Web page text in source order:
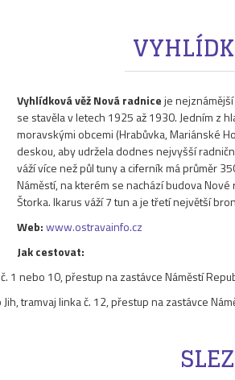
Vyhlídková věž Nová radniceje
se stavěla v letech 1925 až 1930. Jedním z
moravskými obcemi (Hrabůvka, Mariánské
deskou, aby udržela dodnes nejvyšší
váží více než půl tuny a ciferník má průměr
Náměstí, na kterém se nachází budova
Štorka. Ikarus váží 7 tun a je třetí největší
Web:www.ostravainfo.cz
Jak cestovat:
1 nebo 10, přestup na zastávce Náměstí
tramvaj linka č. 12, přestup na zastávce